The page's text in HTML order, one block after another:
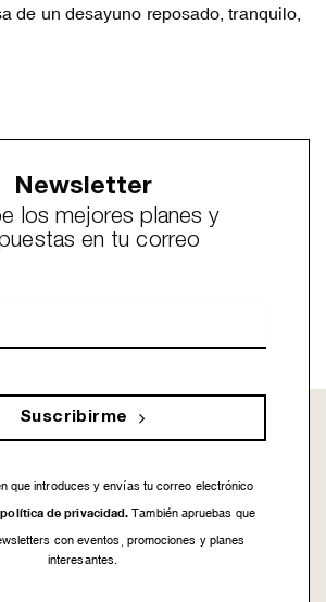
de un desayuno reposado, tranquilo,
Newsletter
los mejores planes y
en tu correo
Suscribirme
que introduces y envías tu correo electrónico
política de privacidad. También apruebas que
con eventos, promociones y planes
interesantes.